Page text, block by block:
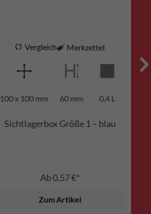
Vergleich Merkzettel
100 x 100 mm 60 mm 0,4 L
Sichtlagerbox Größe 1 – blau
Ab0,57 €*
Zum Artikel